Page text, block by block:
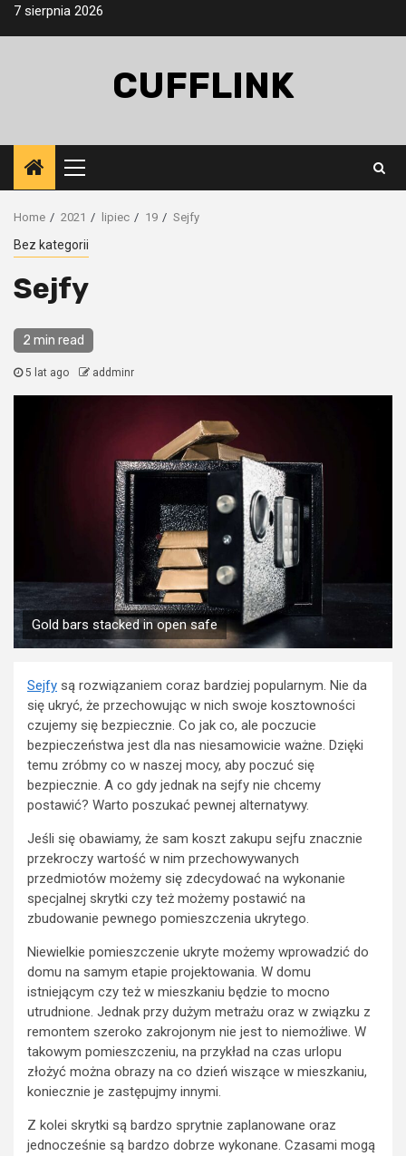
Skip7 sierpnia 2026
CUFFLINK
Primary
Menu
Home 2021 lipiec 19 Sejfy
Bez kategorii
Sejfy
2 min read
5 lat ago addminr
Gold bars stacked in open safe
Sejfy są rozwiązaniem coraz bardziej popularnym. Nie da
się ukryć, że przechowując w nich swoje kosztowności
czujemy się bezpiecznie. Co jak co, ale poczucie
bezpieczeństwa jest dla nas niesamowicie ważne. Dzięki
temu zróbmy co w naszej mocy, aby poczuć się
bezpiecznie. A co gdy jednak na sejfy nie chcemy
postawić? Warto poszukać pewnej alternatywy.
Jeśli się obawiamy, że sam koszt zakupu sejfu znacznie
przekroczy wartość w nim przechowywanych
przedmiotów możemy się zdecydować na wykonanie
specjalnej skrytki czy też możemy postawić na
zbudowanie pewnego pomieszczenia ukrytego.
Niewielkie pomieszczenie ukryte możemy wprowadzić do
domu na samym etapie projektowania. W domu
istniejącym czy też w mieszkaniu będzie to mocno
utrudnione. Jednak przy dużym metrażu oraz w związku z
remontem szeroko zakrojonym nie jest to niemożliwe. W
takowym pomieszczeniu, na przykład na czas urlopu
złożyć można obrazy na co dzień wiszące w mieszkaniu,
koniecznie je zastępujmy innymi.
Z kolei skrytki są bardzo sprytnie zaplanowane oraz
jednocześnie są bardzo dobrze wykonane. Czasami mogą